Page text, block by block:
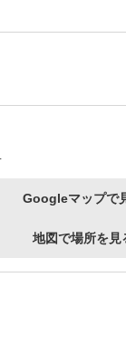
Googleマップで
地図で場所を見